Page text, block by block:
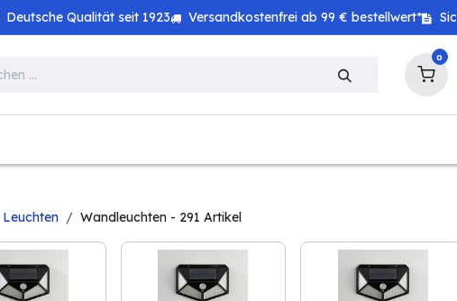
Deutsche Qualität seit 1923 Versandkostenfrei ab 99 € bestellwert*
0
Leuchten Wandleuchten- 291 Artikel